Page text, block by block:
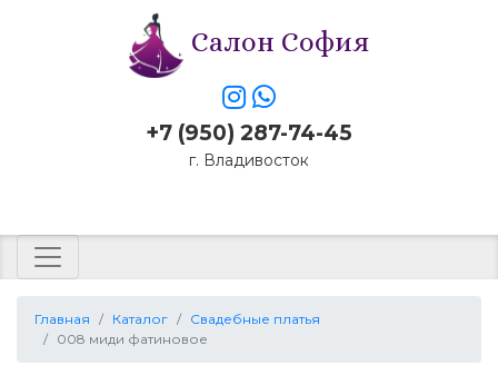
Салон София
+7 (950) 287-74-45
г. Владивосток
Главная Каталог
Свадебные платья
008 миди фатиновое